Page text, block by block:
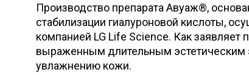
Производство препарата Авуаж®,
стабилизации гиалуроновой кислоты,
компанией LG Life Science. Как заявляет
выраженным длительным эстетическим
увлажнению кожи.